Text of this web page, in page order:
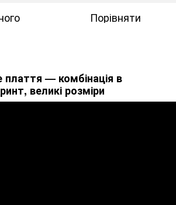
Порівняти
плаття — комбінація в
великі розміри